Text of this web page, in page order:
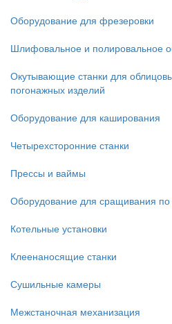
Оборудование для фрезеровки
Шлифовальное и полировальное
Окутывающие станки для
погонажных изделий
Оборудование для каширования
Четырехсторонние станки
Прессы и ваймы
Оборудование для сращивания
Котельные установки
Клеенаносящие станки
Сушильные камеры
Межстаночная механизация